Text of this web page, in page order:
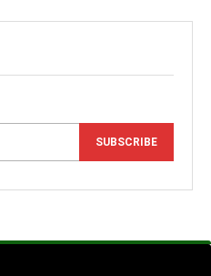
SUBSCRIBE